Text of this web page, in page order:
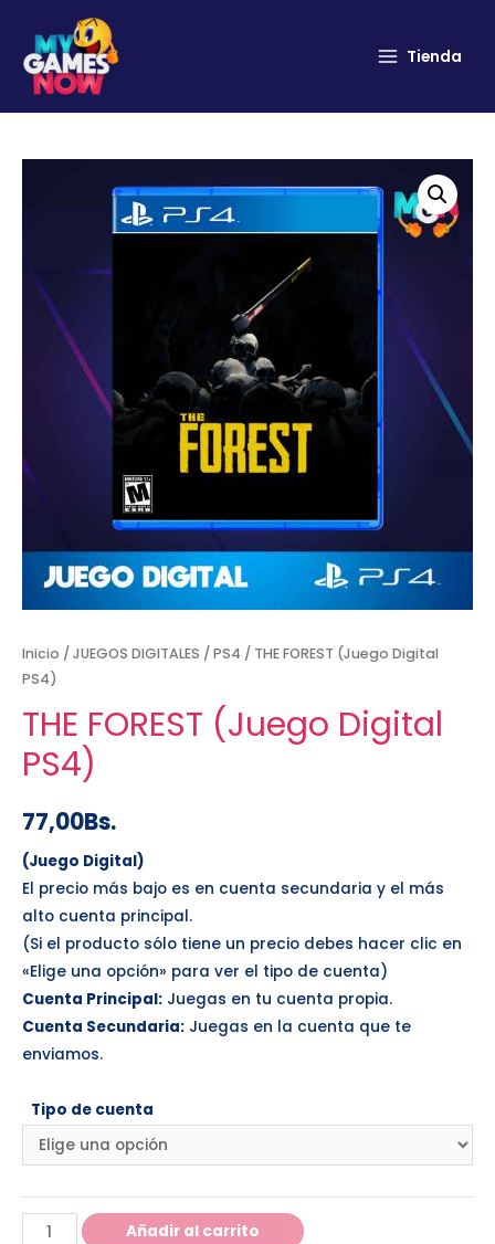
Tienda
Inicio /JUEGOS DIGITALES /PS4 / THE FOREST (Juego Digital
PS4)
THE FOREST (Juego Digital
PS4)
77,00Bs.
(Juego Digital)
El precio más bajo es en cuenta secundaria y el más
alto cuenta principal.
(Si el producto sólo tiene un precio debes hacer clic en
«Elige una opción» para ver el tipo de cuenta)
Cuenta Principal: Juegas en tu cuenta propia.
Cuenta Secundaria: Juegas en la cuenta que te
enviamos.
Tipo de cuenta
Añadir al carrito